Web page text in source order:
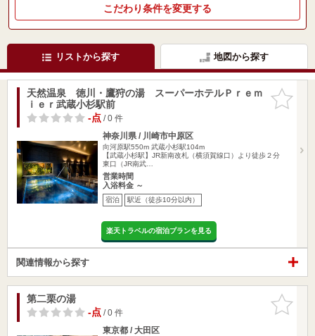
こだわり条件を変更する
リストから探す 地図から探す
お気に入
りに追加
天然温泉 徳川・鷹狩の湯 スーパーホテルＰｒｅｍ
ｉｅｒ武蔵小杉駅前
-点/ 0 件
神奈川県 / 川崎市中原区
向河原駅550m 武蔵小杉駅104m
【武蔵小杉駅】JR新南改札（横須賀線口）より徒歩２分
東口（JR南武…
営業時間
入浴料金 ～
宿泊 駅近（徒歩10分以内）
楽天トラベルの宿泊プランを見る
関連情報から探す
お気に入
りに追加
第二栗の湯
-点/ 0 件
東京都 / 大田区